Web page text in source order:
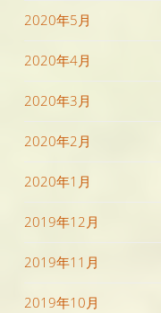
2020年5月
2020年4月
2020年3月
2020年2月
2020年1月
2019年12月
2019年11月
2019年10月